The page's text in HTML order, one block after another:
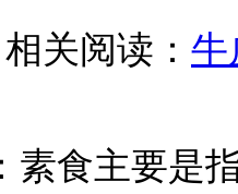
相关阅读： 牛
食主要是